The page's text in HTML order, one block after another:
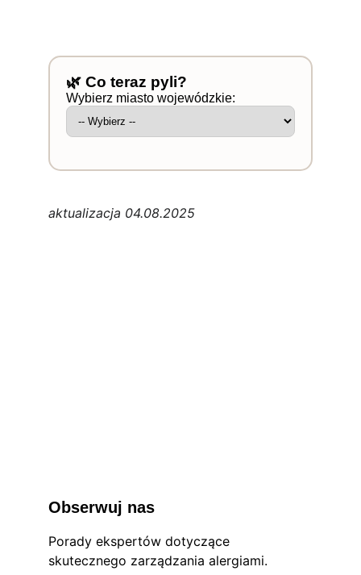
aktualizacja 04.08.2025
Obserwuj nas
Porady ekspertów dotyczące
skutecznego zarządzania alergiami.